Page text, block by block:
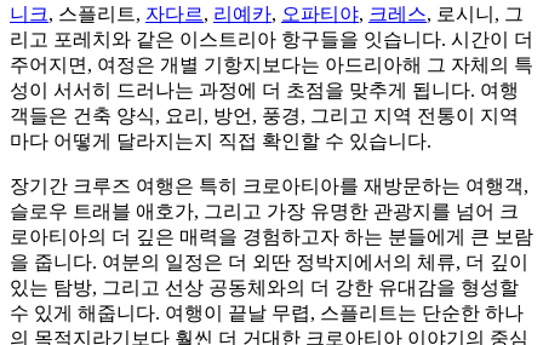
니크, 스플리트, 자다르, 리예카, 오파티야, 크레스, 로시니, 그
리고 포레치와 같은 이스트리아 항구들을 잇습니다. 시간이 더
주어지면, 여정은 개별 기항지보다는 아드리아해 그 자체의 특
성이 서서히 드러나는 과정에 더 초점을 맞추게 됩니다. 여행
객들은 건축 양식, 요리, 방언, 풍경, 그리고 지역 전통이 지역
마다 어떻게 달라지는지 직접 확인할 수 있습니다.
장기간 크루즈 여행은 특히 크로아티아를 재방문하는 여행객,
슬로우 트래블 애호가, 그리고 가장 유명한 관광지를 넘어 크
로아티아의 더 깊은 매력을 경험하고자 하는 분들에게 큰 보람
을 줍니다. 여분의 일정은 더 외딴 정박지에서의 체류, 더 깊이
있는 탐방, 그리고 선상 공동체와의 더 강한 유대감을 형성할
수 있게 해줍니다. 여행이 끝날 무렵, 스플리트는 단순한 하나
의 목적지라기보다 훨씬 더 거대한 크로아티아 이야기의 중심